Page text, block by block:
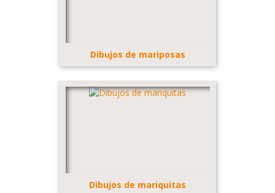
Dibujos de mariposas
Dibujos de mariquitas